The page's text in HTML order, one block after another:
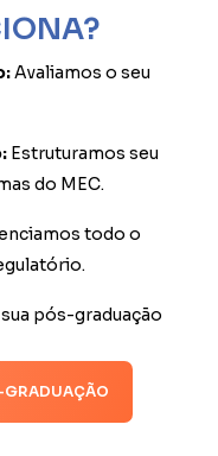
Avaliamos o seu
Estruturamos seu
do MEC.
todo o
pós-graduação
GRADUAÇÃO